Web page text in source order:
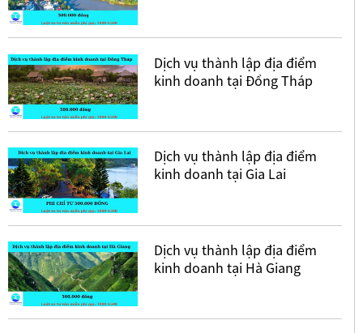
Dịch vụ thành lập địa điểm
kinh doanh tại Đồng Tháp
Dịch vụ thành lập địa điểm
kinh doanh tại Gia Lai
Dịch vụ thành lập địa điểm
kinh doanh tại Hà Giang